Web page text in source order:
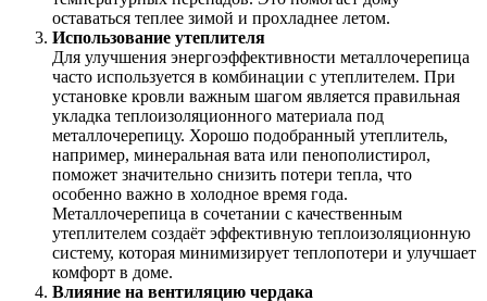
оставаться теплее зимой и прохладнее летом.
Использование утеплителя
Для улучшения энергоэффективности металлочерепица
часто используется в комбинации с утеплителем. При
установке кровли важным шагом является правильная
укладка теплоизоляционного материала под
металлочерепицу. Хорошо подобранный утеплитель,
например, минеральная вата или пенополистирол,
поможет значительно снизить потери тепла, что
особенно важно в холодное время года.
Металлочерепица в сочетании с качественным
утеплителем создаёт эффективную теплоизоляционную
систему, которая минимизирует теплопотери и улучшает
комфорт в доме.
Влияние на вентиляцию чердака